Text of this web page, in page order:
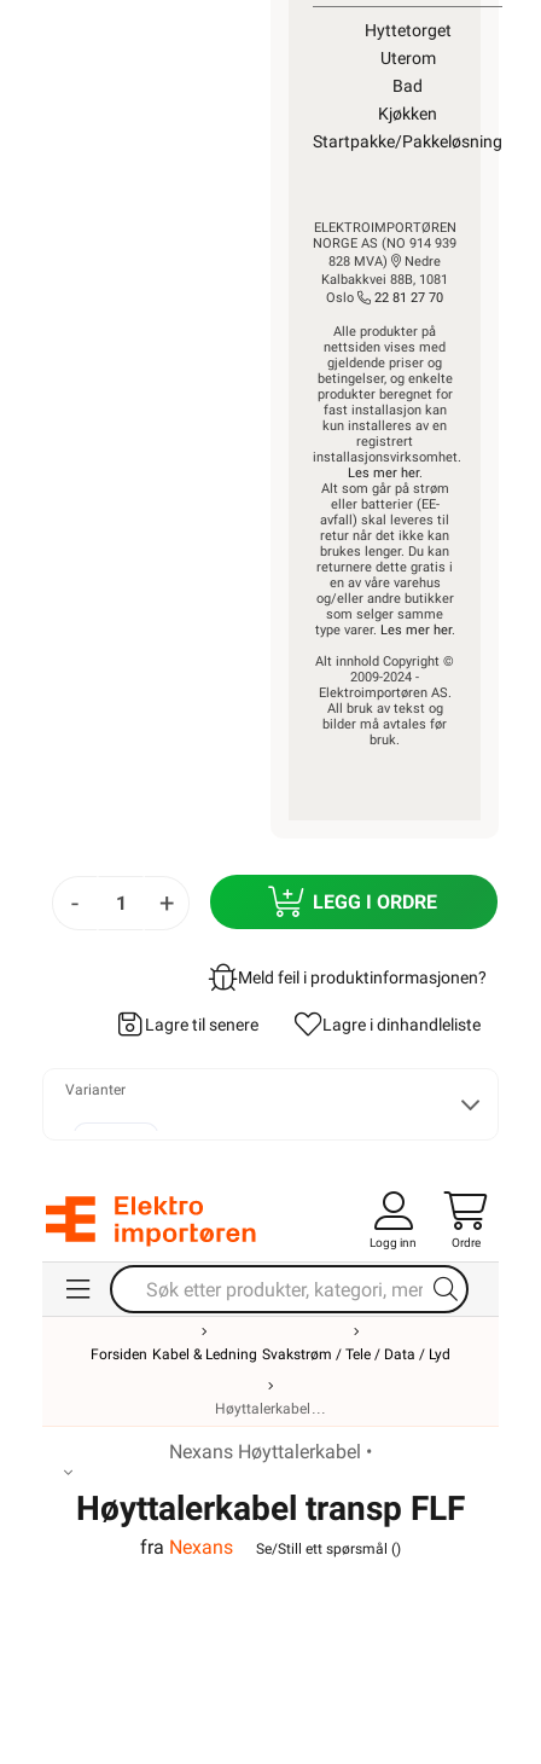
Hyttetorget
Uterom
Bad
Kjøkken
Startpakke/Pakkeløsning
ELEKTROIMPORTØREN
NORGE AS (NO 914 939
828 MVA)
Nedre
Kalbakkvei 88B, 1081
Oslo
22 81 27 70
Alle produkter på
nettsiden vises med
gjeldende priser og
betingelser, og enkelte
produkter beregnet for
fast installasjon kan
kun installeres av en
registrert
installasjonsvirksomhet.
Les mer her.
Alt som går på strøm
eller batterier (EE-
avfall) skal leveres til
retur når det ikke kan
brukes lenger. Du kan
returnere dette gratis i
en av våre varehus
og/eller andre butikker
som selger samme
type varer. Les mer her.
Alt innhold Copyright ©
2009-2024 -
Elektroimportøren AS.
All bruk av tekst og
bilder må avtales før
bruk.
- + LEGG I ORDRE
Meld feil i produktinformasjonen?
Lagre til senere Lagre i dinhandleliste
Varianter
2x2,5
Logg inn Ordre
Forsiden Kabel & Ledning Svakstrøm / Tele / Data / Lyd
Høyttalerkabel
Nexans Høyttalerkabel •
Høyttalerkabel transp FLF
2x2,5
fra Nexans Se/Still ett spørsmål ()